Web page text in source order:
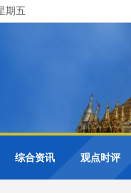
期五
综合资讯 观点时评